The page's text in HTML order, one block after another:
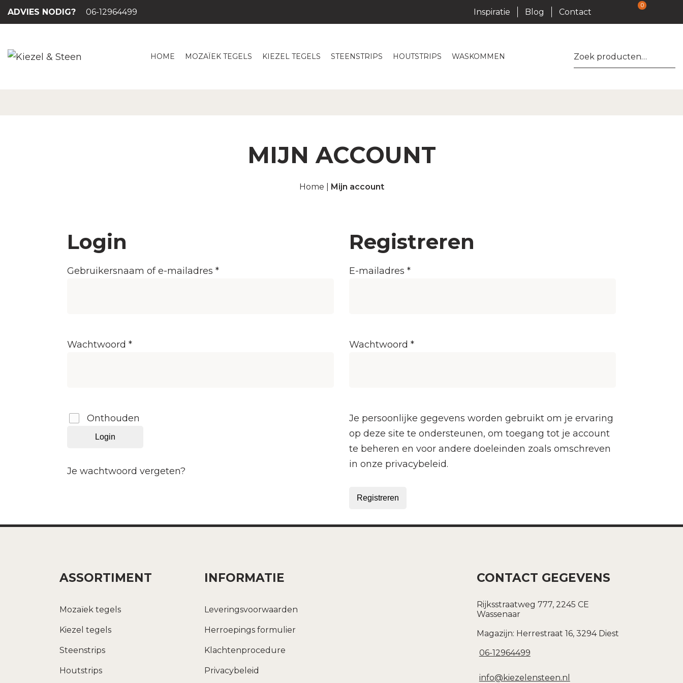
ADVIES NODIG? 06-12964499 Inspiratie Blog Contact
0
HOME MOZAÏEK TEGELS KIEZEL TEGELS STEENSTRIPS HOUTSTRIPS WASKOMMEN
Zoeken
naar:
MIJN ACCOUNT
Home Mijn account
Login
Gebruikersnaam of e-mailadres *Vereist
Wachtwoord *Vereist
Onthouden
Login
Je wachtwoord vergeten?
Registreren
E-mailadres *Vereist
Wachtwoord *Vereist
Je persoonlijke gegevens worden gebruikt om je ervaring
op deze site te ondersteunen, om toegang tot je account
te beheren en voor andere doeleinden zoals omschreven
in onze privacybeleid.
Registreren
ASSORTIMENT
Mozaïek tegels
Kiezel tegels
Steenstrips
Houtstrips
INFORMATIE
Leveringsvoorwaarden
Herroepings formulier
Klachtenprocedure
Privacybeleid
CONTACT GEGEVENS
Rijksstraatweg 777, 2245 CE
Wassenaar
Magazijn: Herrestraat 16, 3294 Diest
06-12964499
info@kiezelensteen.nl